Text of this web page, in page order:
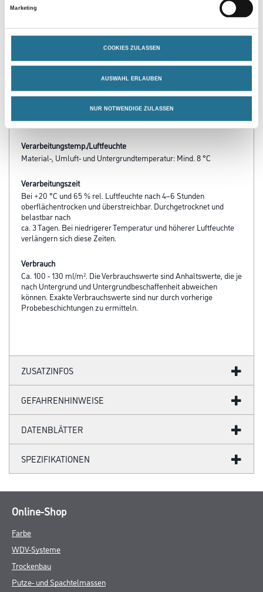
Marketing
COOKIES ZULASSEN
AUSWAHL ERLAUBEN
NUR NOTWENDIGE ZULASSEN
- Grundierung
- Korrosionsschutz
- Wasseremulgiert
- Sehr gute Haftvermittlung
Verarbeitungstemp./Luftfeuchte
Material-, Umluft- und Untergrundtemperatur: Mind. 8 °C
Verarbeitungszeit
Bei +20 °C und 65 % rel. Luftfeuchte nach 4–6 Stunden
oberflächentrocken und überstreichbar. Durchgetrocknet und
belastbar nach
ca. 3 Tagen. Bei niedrigerer Temperatur und höherer Luftfeuchte
verlängern sich diese Zeiten.
Verbrauch
Ca. 100 - 130 ml/m². Die Verbrauchswerte sind Anhaltswerte, die je
nach Untergrund und Untergrundbeschaffenheit abweichen
können. Exakte Verbrauchswerte sind nur durch vorherige
Probebeschichtungen zu ermitteln.
ZUSATZINFOS
GEFAHRENHINWEISE
DATENBLÄTTER
SPEZIFIKATIONEN
Online-Shop
Farbe
WDV-Systeme
Trockenbau
Putze- und Spachtelmassen